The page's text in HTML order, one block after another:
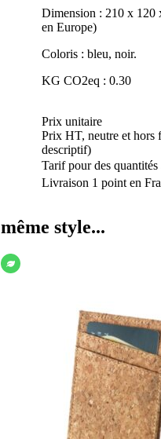
Dimension : 210 x 120
en Europe)
Coloris : bleu, noir.
KG CO2eq : 0.30
Prix unitaire
Prix HT, neutre et hors
descriptif)
Tarif pour des quantités
Livraison 1 point en
même style...